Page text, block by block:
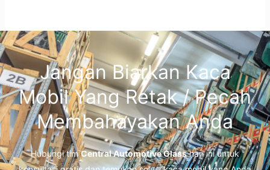
Jangan Biarkan Kaca
Mobil Yang Retak / Pecah
Membahayakan Anda
Hubungi timCentral Automotive Glasshari ini untuk